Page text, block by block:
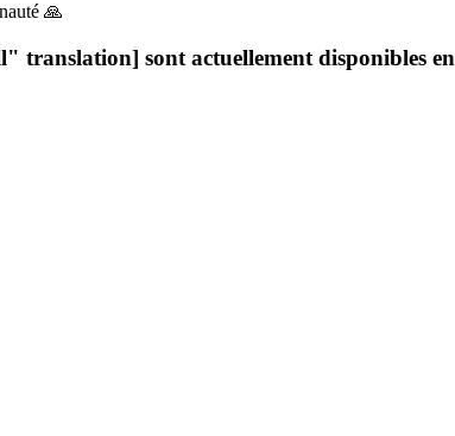
🙏
translation] sont actuellement disponibles en